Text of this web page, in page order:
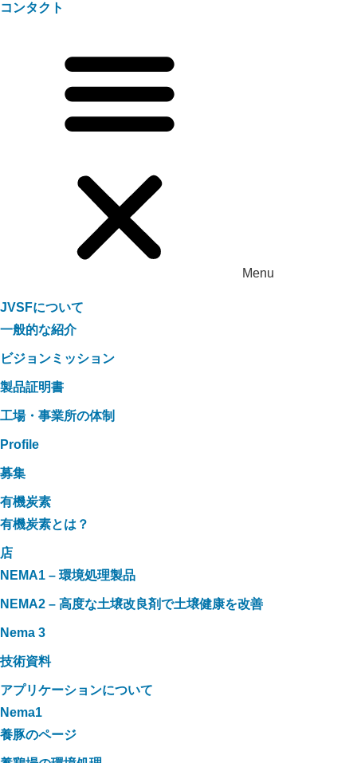
コンタクト
Menu
JVSFについて
一般的な紹介
ビジョンミッション
製品証明書
工場・事業所の体制
Profile
募集
有機炭素
有機炭素とは？
店
NEMA1 – 環境処理製品
NEMA2 – 高度な土壌改良剤で土壌健康を改善
Nema 3
技術資料
アプリケーションについて
Nema1
養豚のページ